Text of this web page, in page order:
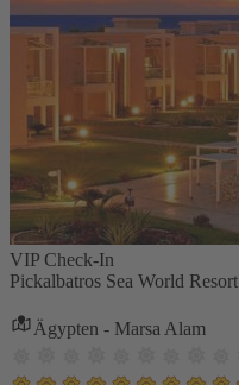
VIP Check-In
Pickalbatros Sea World Resort
Ägypten - Marsa Alam